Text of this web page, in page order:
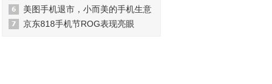
美图手机退市，小而美的手机生意
京东818手机节ROG表现亮眼